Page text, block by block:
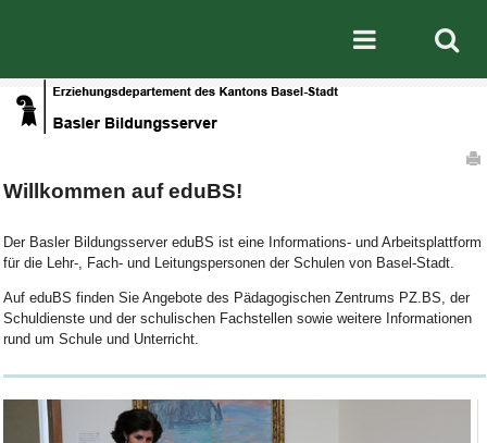
Mobile
Willkommen auf eduBS!
Der Basler Bildungsserver eduBS ist eine Informations- und Arbeitsplattform
für die Lehr-, Fach- und Leitungspersonen der Schulen von Basel-Stadt.
Auf eduBS finden Sie Angebote des Pädagogischen Zentrums PZ.BS, der
Schuldienste und der schulischen Fachstellen sowie weitere Informationen
rund um Schule und Unterricht.